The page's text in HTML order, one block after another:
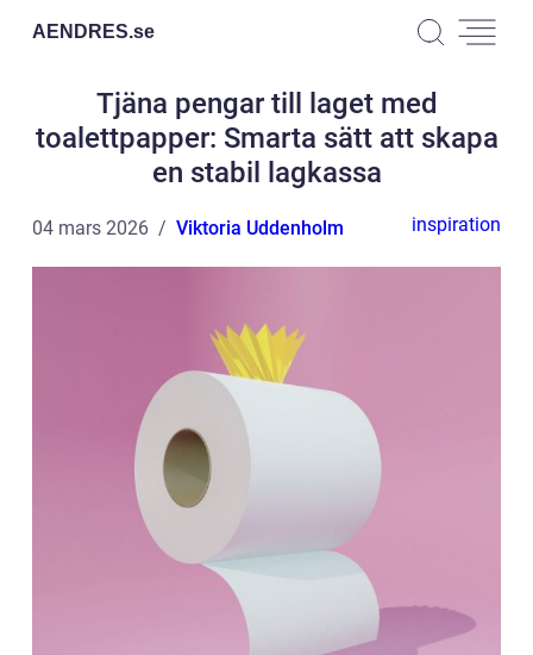
AENDRES.se
Tjäna pengar till laget med
toalettpapper: Smarta sätt att skapa
en stabil lagkassa
04 mars 2026 Viktoria Uddenholm inspiration